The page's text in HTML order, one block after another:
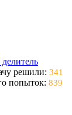
решили: 341
попыток: 839